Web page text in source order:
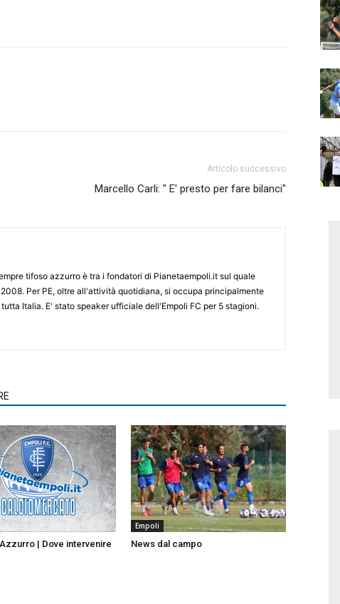
Articolo successivo
Marcello Carli: " E' presto per fare bilanci"
tifoso azzurro è tra i fondatori di Pianetaempoli.it sul quale
Per PE, oltre all'attività quotidiana, si occupa principalmente
Italia. E' stato speaker ufficiale dell'Empoli FC per 5 stagioni.
| Dove intervenire
Empoli
News dal campo